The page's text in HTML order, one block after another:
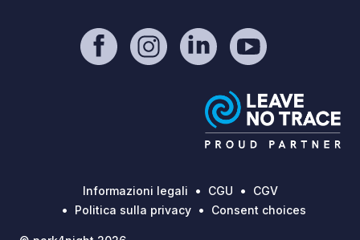
Informazioni legali CGU
CGV
Politica sulla privacy
Consent choices